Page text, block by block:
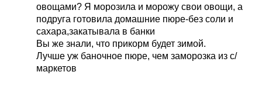
овощами? Я морозила и морожу свои овощи, а
подруга готовила домашние пюре-без соли и
сахара,закатывала в банки
Вы же знали, что прикорм будет зимой.
Лучше уж баночное пюре, чем заморозка из с/
маркетов